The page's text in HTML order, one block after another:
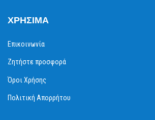
ΧΡΉΣΙΜΑ
Επικοινωνία
Ζητήστε προσφορά
Όροι Χρήσης
Πολιτική Απορρήτου